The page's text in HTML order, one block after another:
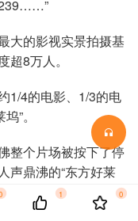
239……”
大的影视实景拍摄基
8万人。
1/4的电影、1/3的电
”。
整个片场被按下了停
鼎沸的“东方好莱
1 0